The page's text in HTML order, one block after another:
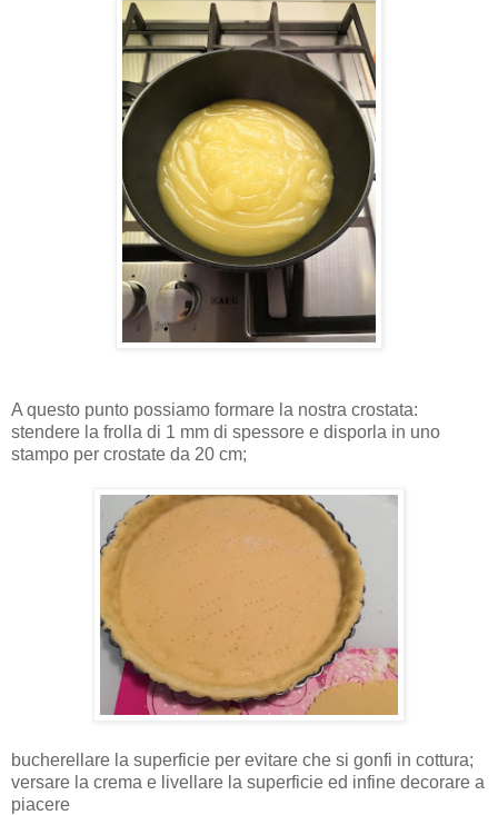
A questo punto possiamo formare la nostra crostata:
stendere la frolla di 1 mm di spessore e disporla in uno
stampo per crostate da 20 cm;
bucherellare la superficie per evitare che si gonfi in cottura;
versare la crema e livellare la superficie ed infine decorare a
piacere